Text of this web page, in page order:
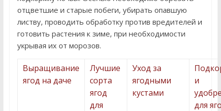
отцветшие и старые побеги, убирать опавшую
листву, проводить обработку против вредителей и
готовить растения к зиме, при необходимости
укрывая их от морозов.
Выращивание
ягод на даче
Лучшие
сорта
ягод
для
Уход за
ягодными
кустами
и
для